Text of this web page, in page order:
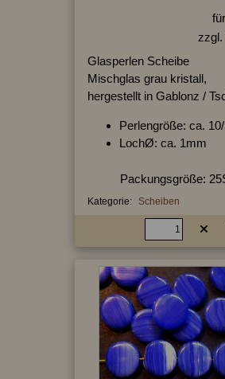
für
zzgl.
Glasperlen Scheibe
Mischglas grau kristall,
hergestellt in Gablonz /
Perlengröße: ca.
LochØ: ca. 1mm
Packungsgröße:
Kategorie: Scheiben